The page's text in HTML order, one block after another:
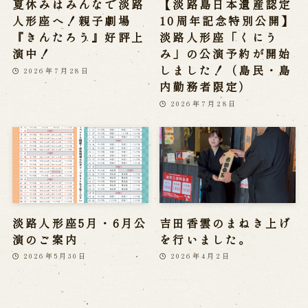
夏休みはみんなで淡路
人形座へ！親子劇場
『きんたろう』好評上
演中！
2026年7月28日
【淡路島日本遺産認定
10周年記念特別公開】
淡路人形座「くにう
み」の公演予約が開始
しました！（島民・島
内勤務者限定）
2026年7月28日
淡路人形座5月・6月公
演のご案内
2026年5月30日
吉田香雲のまねき上げ
を行いました。
2026年4月2日